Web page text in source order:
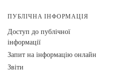
ПУБЛІЧНА ІНФОРМАЦІЯ
Доступ до публічної
інформації
Запит на інформацію онлайн
Звіти